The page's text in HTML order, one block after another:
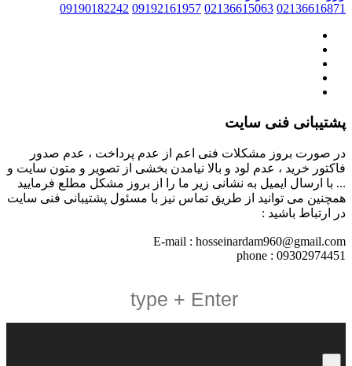
02136616871
02136615063
09192161957
09190182242
پشتیبانی فنی سایت
در صورت بروز مشکلات فنی اعم از عدم پرداخت ، عدم صدور
فاکتور خرید ، عدم لود و بالا نیامدن بخشی از تصویر و متون سایت و
... با ارسال ایمیل به نشانی زیر ما را از بروز مشکل مطلع فرمایید
همچنین می توانید از طریق تماس نیز با مسئول پشتیبانی فنی سایت
در ارتباط باشید :
E-mail : hosseinardam960@gmail.com
phone : 09302974451